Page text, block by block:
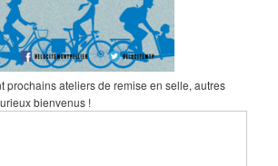
prochains ateliers de remise en selle, autres
bienvenus !